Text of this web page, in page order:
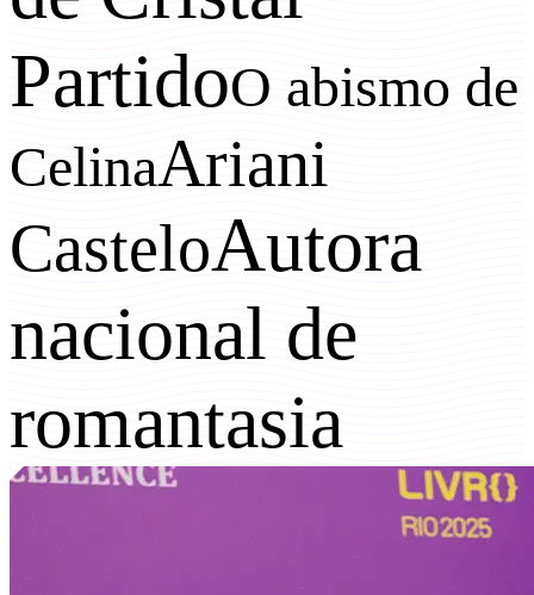
PartidoO abismo de
CelinaAriani
CasteloAutora
nacional de
romantasia